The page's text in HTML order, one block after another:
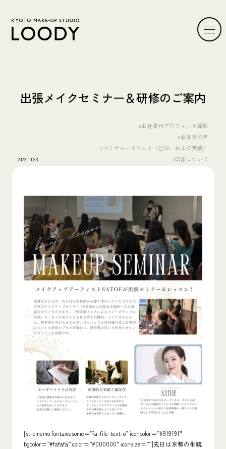
出張メイクセミナー＆研修のご案内
2023.10.23
#お仕事用プロフィール撮影
#お客様の声
#セミナー・イベント（告知、および実績）
#印象について
[st-cmemo fontawesome=”fa-file-text-o” iconcolor=”#919191″
bgcolor=”#fafafa” color=”#000000″ iconsize=””]先日は京都の永観